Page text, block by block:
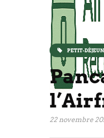
PETIT-
22 novembre